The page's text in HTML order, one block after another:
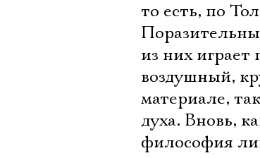
то есть, по
из них играет
воздушный,
материале,
духа. Вновь,
философия